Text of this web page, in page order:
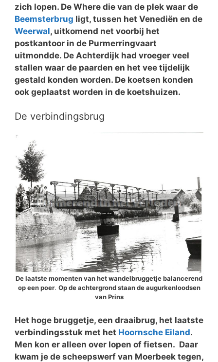
zich lopen. De Where die van de plek waar de
Beemsterbrug ligt, tussen het Venediën en de
Weerwal, uitkomend net voorbij het
postkantoor in de Purmerringvaart
uitmondde. De Achterdijk had vroeger veel
stallen waar de paarden en het vee tijdelijk
gestald konden worden. De koetsen konden
ook geplaatst worden in de koetshuizen.
De verbindingsbrug
De laatste momenten van het wandelbruggetje balancerend
op een poer. Op de achtergrond staan de augurkenloodsen
van Prins
Het hoge bruggetje, een draaibrug, het laatste
verbindingsstuk met het Hoornsche Eiland.
Men kon er alleen over lopen of fietsen. Daar
kwam je de scheepswerf van Moerbeek tegen,